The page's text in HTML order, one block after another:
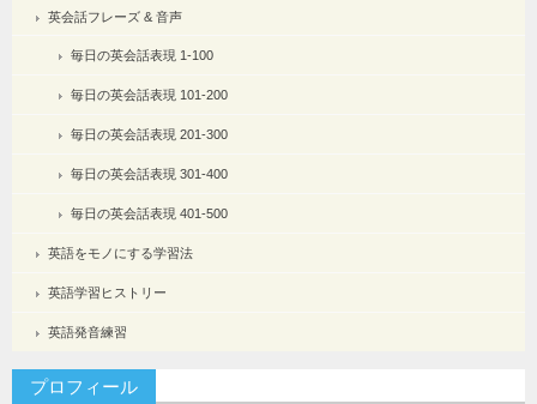
英会話フレーズ & 音声
毎日の英会話表現 1-100
毎日の英会話表現 101-200
毎日の英会話表現 201-300
毎日の英会話表現 301-400
毎日の英会話表現 401-500
英語をモノにする学習法
英語学習ヒストリー
英語発音練習
プロフィール